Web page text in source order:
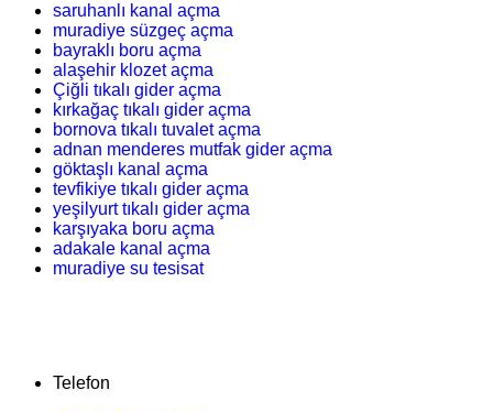
saruhanlı kanal açma
muradiye süzgeç açma
bayraklı boru açma
alaşehir klozet açma
Çiğli tıkalı gider açma
kırkağaç tıkalı gider açma
bornova tıkalı tuvalet açma
adnan menderes mutfak gider açma
göktaşlı kanal açma
tevfikiye tıkalı gider açma
yeşilyurt tıkalı gider açma
karşıyaka boru açma
adakale kanal açma
muradiye su tesisat
Telefon